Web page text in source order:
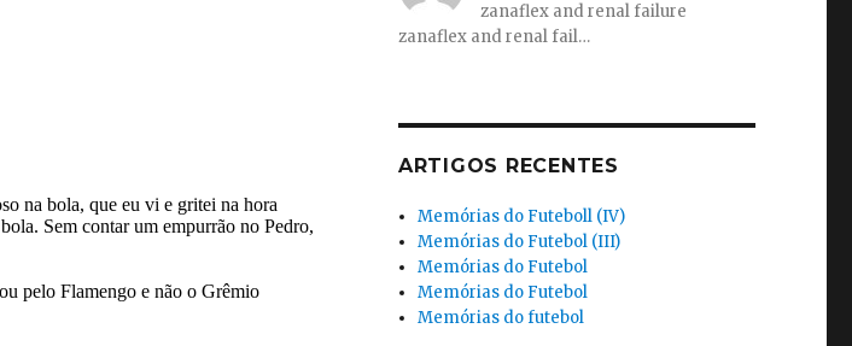
zanaflex and renal failure
zanaflex and renal fail…
ARTIGOS RECENTES
Memórias do Futeboll (IV)
Memórias do Futebol (III)
Memórias do Futebol
Memórias do Futebol
Memórias do futebol